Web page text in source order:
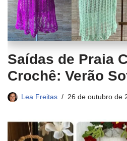
Saídas de Praia
Crochê: Verão
Lea Freitas 26 de outubro de